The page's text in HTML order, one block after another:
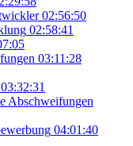
02:56:50
02:58:41
03:11:28
03:32:31
Abschweifungen
04:01:40